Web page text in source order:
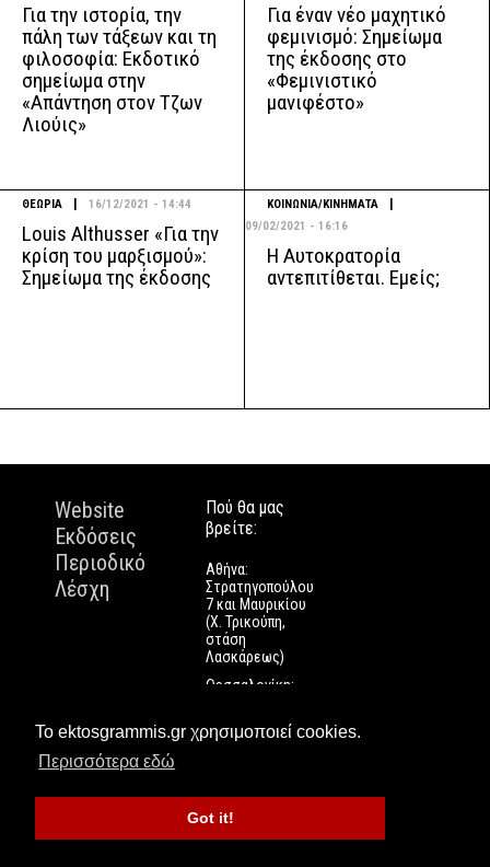
Το ektosgrammis.gr χρησιμοποιεί cookies.
Περισσότερα εδώ
Got it!
Για την ιστορία, την
πάλη των τάξεων και τη
φιλοσοφία: Εκδοτικό
σημείωμα στην
«Απάντηση στον Τζων
Λιούις»
Για έναν νέο μαχητικό
φεμινισμό: Σημείωμα
της έκδοσης στο
«Φεμινιστικό
μανιφέστο»
ΘΕΩΡΙΑ 16/12/2021 - 14:44
Louis Althusser «Για την
κρίση του μαρξισμού»:
Σημείωμα της έκδοσης
ΚΟΙΝΩΝΙΑ/ΚΙΝΗΜΑΤΑ
09/02/2021 - 16:16
Η Αυτοκρατορία
αντεπιτίθεται. Εμείς;
Website
Εκδόσεις
Περιοδικό
Λέσχη
Πού θα μας
βρείτε:
Αθήνα:
Στρατηγοπούλου
7 και Μαυρικίου
(Χ. Τρικούπη,
στάση
Λασκάρεως)
Θεσσαλονίκη:
Πάτρα: Τριών